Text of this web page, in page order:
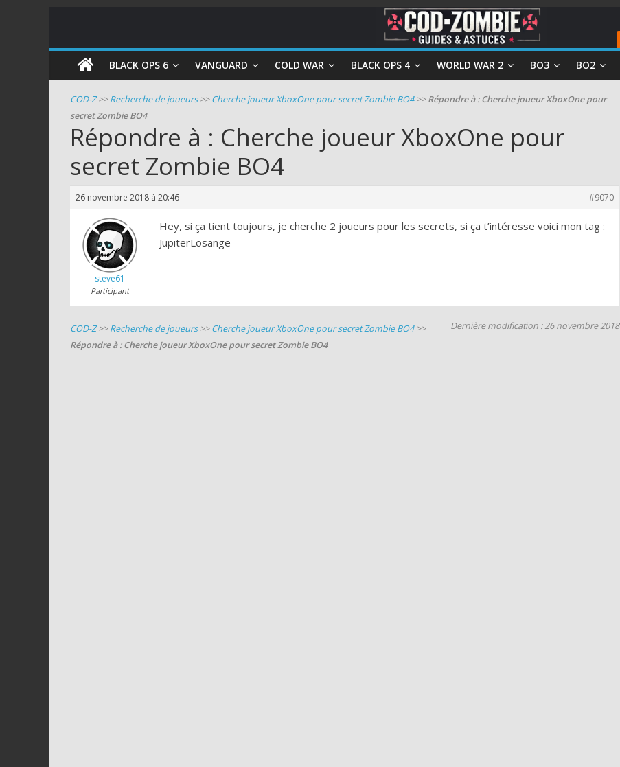
COD
Zombie
Guides
et
astuces
pour
le
zombie
Call
Duty
BLACK OPS 6 VANGUARD COLD WAR BLACK OPS 4 WORLD WAR 2 BO3 BO2
COD-Z>>Recherche de joueurs>>Cherche joueur XboxOne pour secret Zombie BO4>>Répondre à : Cherche joueur XboxOne pour
secret Zombie BO4
Répondre à : Cherche joueur XboxOne pour
secret Zombie BO4
26 novembre 2018 à 20:46 #9070
steve61
Participant
Hey, si ça tient toujours, je cherche 2 joueurs pour les secrets, si ça t’intéresse voici mon tag :
JupiterLosange
Dernière modification : 26 novembre 2018
COD-Z>>Recherche de joueurs>>Cherche joueur XboxOne pour secret Zombie BO4>>
Répondre à : Cherche joueur XboxOne pour secret Zombie BO4